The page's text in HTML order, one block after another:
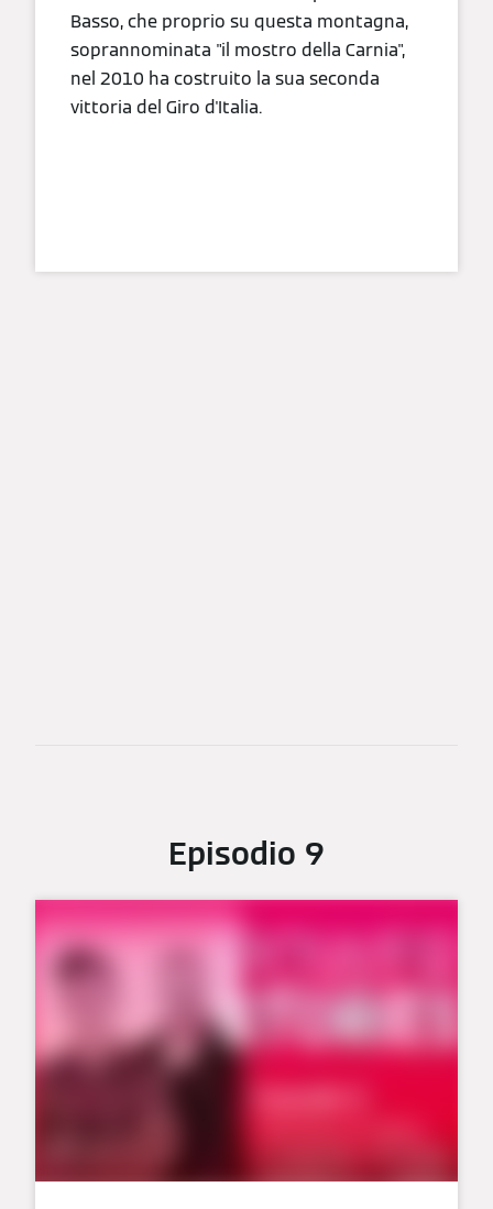
Basso, che proprio su questa montagna,
soprannominata "il mostro della Carnia",
nel 2010 ha costruito la sua seconda
vittoria del Giro d'Italia.
Episodio 9